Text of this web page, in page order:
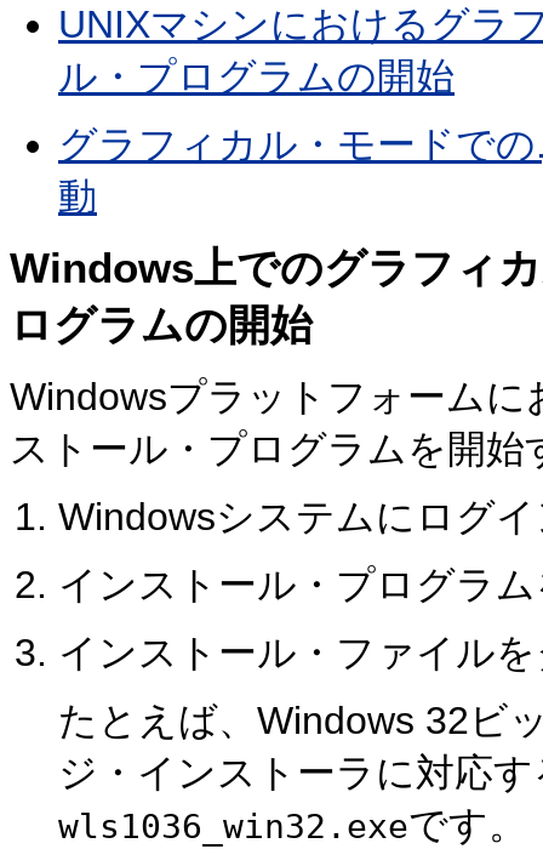
UNIXマシンにおけるグラ
ル・プログラムの開始
グラフィカル・モードで
動
Windows上でのグラフィ
ログラムの開始
Windowsプラットフォーム
ストール・プログラムを開
Windowsシステムにログ
インストール・プログラ
インストール・ファイル
たとえば、Windows 32ビ
ジ・インストーラに対応
wls1036_win32.exeです。